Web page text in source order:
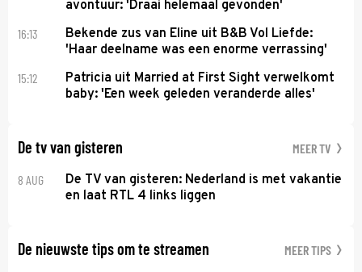
avontuur: 'Draai helemaal gevonden'
16:13
Bekende zus van Eline uit B&B Vol Liefde:
'Haar deelname was een enorme verrassing'
15:12
Patricia uit Married at First Sight verwelkomt
baby: 'Een week geleden veranderde alles'
De tv van gisteren MEER TV
8 AUG
De TV van gisteren: Nederland is met vakantie
en laat RTL 4 links liggen
De nieuwste tips om te streamen MEER TIPS